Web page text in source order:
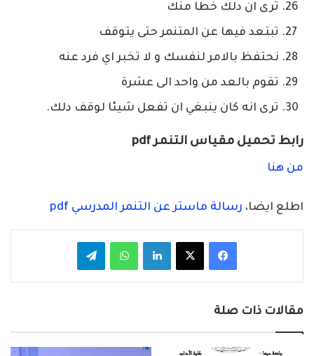
ترى ان دلك خطا منك
تبتعد فيها عن المتنمر حتى يتوقف
نحتفظ بالامر لنفسك و لا تخبر اي فرد عنه
تقوم بالعد من واحد الى عشرة
ترى انه كان ينبغي ان تفعل شيئا لوقف دلك.
رابط تحميل مقياس التنمر pdf
من هنا
اطلع ايضا، رسالة ماستر عن التنمر المدرسي pdf
فيسبوك لينكدإن واتساب
مقالات ذات صلة